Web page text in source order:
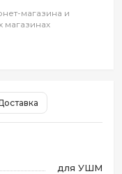
магазина и
магазинах
для УШМ